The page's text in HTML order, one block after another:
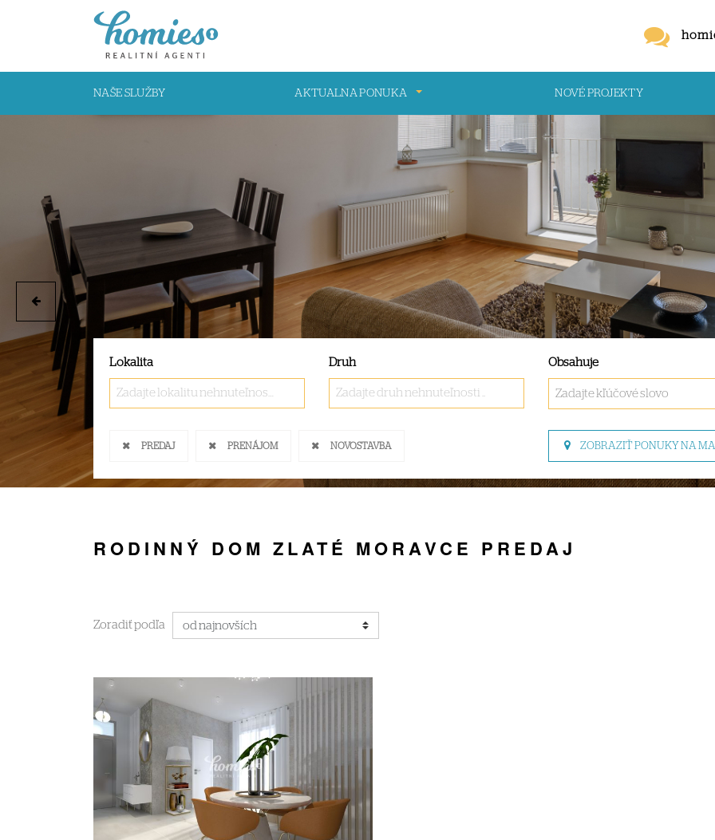
NAŠE SLUŽBY AKTUALNA PONUKA NOVÉ PROJEKTY
Lokalita
Zadajte lokalitu nehnuteľnosti ..
Druh
Zadajte druh nehnuteľnosti ..
Obsahuje
PREDAJ PRENÁJOM NOVOSTAVBA ZOBRAZIŤ PONUKY NA
RODINNÝ DOM ZLATÉ MORAVCE PREDAJ
Zoradiť podľa